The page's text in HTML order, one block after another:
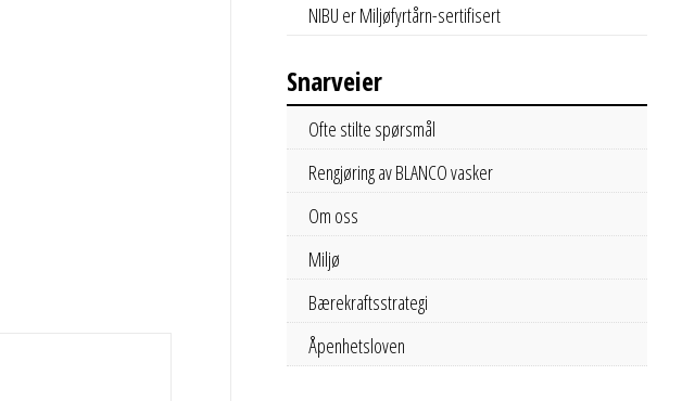
NIBU er Miljøfyrtårn-sertifisert
Snarveier
Ofte stilte spørsmål
Rengjøring av BLANCO vasker
Om oss
Miljø
Bærekraftsstrategi
Åpenhetsloven